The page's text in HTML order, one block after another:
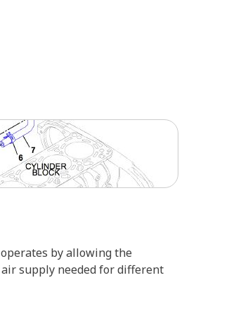
by allowing the
supply needed for different